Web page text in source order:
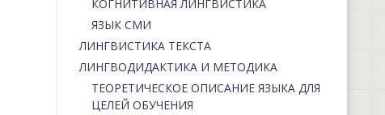
КОГНИТИВНАЯ ЛИНГВИСТИКА
ЯЗЫК СМИ
ЛИНГВИСТИКА ТЕКСТА
ЛИНГВОДИДАКТИКА И МЕТОДИКА
ТЕОРЕТИЧЕСКОЕ ОПИСАНИЕ ЯЗЫКА ДЛЯ
ЦЕЛЕЙ ОБУЧЕНИЯ